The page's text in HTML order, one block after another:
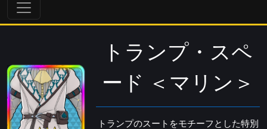
トランプ・スペ
ード ＜マリン＞
トランプのスートをモチーフとした特別